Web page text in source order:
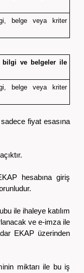
belge veya kriter
bilgi ve belgeler ile
belge veya kriter
fiyat esasına
hesabına giriş
ile ihaleye katılım
ve e-imza ile
EKAP üzerinden
miktarı ile bu iş